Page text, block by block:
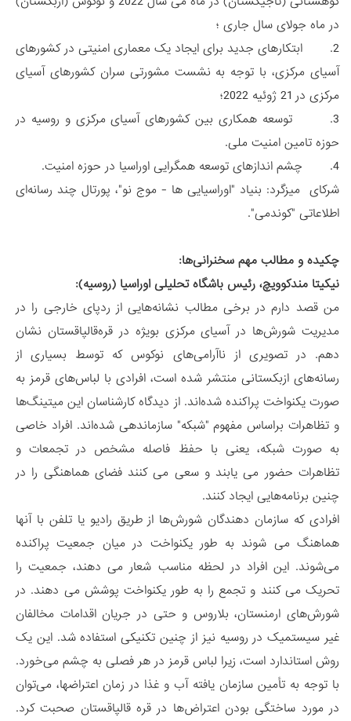
در ماه جولای سال جاری ؛
2. ابتکارهای جدید برای ایجاد یک معماری امنیتی در کشورهای
آسیای مرکزی، با توجه به نشست مشورتی سران کشورهای آسیای
مرکزی در 21 ژوئیه 2022؛
3. توسعه همکاری بین کشورهای آسیای مرکزی و روسیه در
حوزه تامین امنیت ملی.
4. چشم اندازهای توسعه همگرایی اوراسیا در حوزه امنیت.
شرکای میزگرد: بنیاد "اوراسیایی ها - موج نو"، پورتال چند رسانه‌ای
اطلاعاتی "کوندمی".
چکیده و مطالب مهم سخنرانی‌ها:
نیکیتا مندکوویچ، رئیس باشگاه تحلیلی اوراسیا (روسیه):
من قصد دارم در برخی مطالب نشانه‌هایی از ردپای خارجی را در
مدیریت شورش‌ها در آسیای مرکزی بویژه در قره‌قالپاقستان نشان
دهم. در تصویری از ناآرامی‌های نوکوس که توسط بسیاری از
رسانه‌های ازبکستانی منتشر شده است، افرادی با لباس‌های قرمز به
صورت یکنواخت پراکنده شده‌اند. از دیدگاه کارشناسان این میتینگ‌ها
و تظاهرات براساس مفهوم "شبکه" سازماندهی شده‌اند. افراد خاصی
به صورت شبکه، یعنی با حفظ فاصله مشخص در تجمعات و
تظاهرات حضور می یابند و سعی می کنند فضای هماهنگی را در
چنین برنامه‌هایی ایجاد کنند.
افرادی که سازمان دهندگان شورش‌ها از طریق رادیو یا تلفن با آنها
هماهنگ می شوند به طور یکنواخت در میان جمعیت پراکنده
می‌شوند. این افراد در لحظه مناسب شعار می دهند، جمعیت را
تحریک می کنند و تجمع را به طور یکنواخت پوشش می دهند. در
شورش‌های ارمنستان، بلاروس و حتی در جریان اقدامات مخالفان
غیر سیستمیک در روسیه نیز از چنین تکنیکی استفاده شد. این یک
روش استاندارد است، زیرا لباس قرمز در هر فصلی به چشم می‌خورد.
با توجه به تأمین سازمان یافته آب و غذا در زمان اعتراضها، می‌توان
در مورد ساختگی بودن اعتراض‌ها در قره قالپاقستان صحبت کرد.